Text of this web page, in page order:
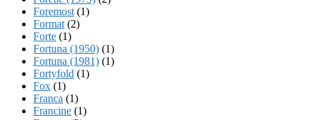
Foremost (1)
Format (2)
Forte (1)
Fortuna (1950) (1)
Fortuna (1981) (1)
Fortyfold (1)
Fox (1)
Franca (1)
Francine (1)